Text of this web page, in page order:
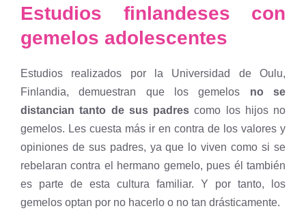
Estudios finlandeses con
gemelos adolescentes
Estudios realizados por la Universidad de Oulu,
Finlandia, demuestran que los gemelos no se
distancian tanto de sus padres como los hijos no
gemelos. Les cuesta más ir en contra de los valores y
opiniones de sus padres, ya que lo viven como si se
rebelaran contra el hermano gemelo, pues él también
es parte de esta cultura familiar. Y por tanto, los
gemelos optan por no hacerlo o no tan drásticamente.